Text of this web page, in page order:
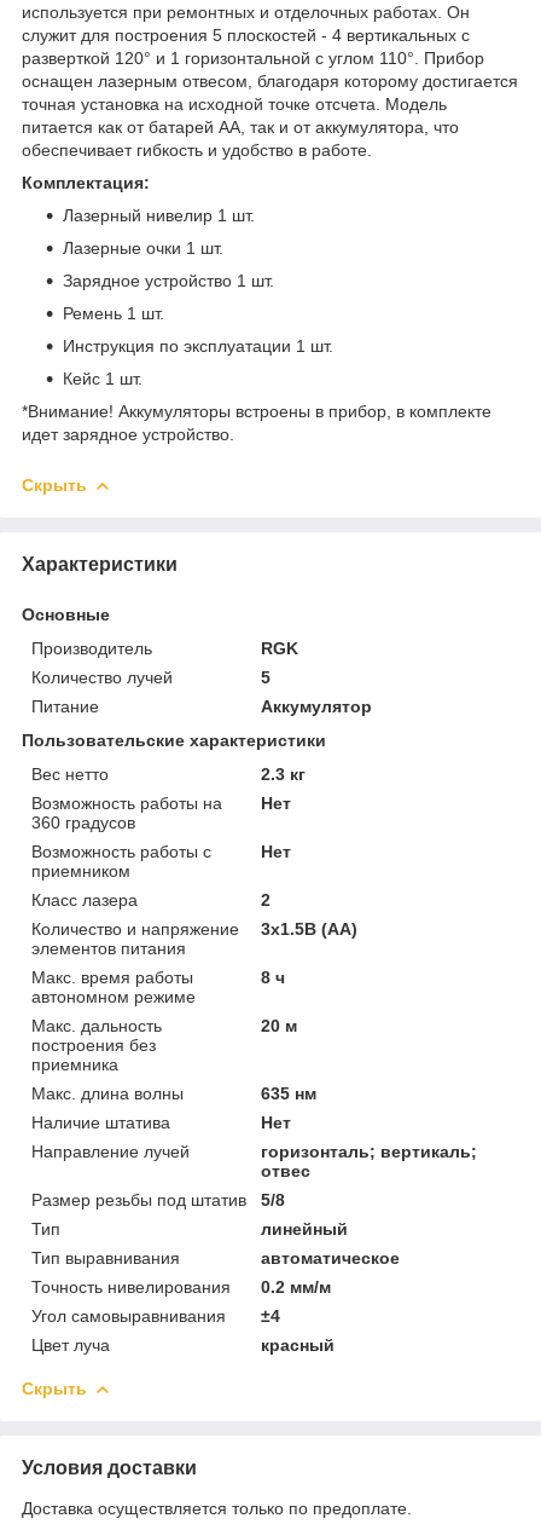
используется при ремонтных и отделочных работах. Он
служит для построения 5 плоскостей - 4 вертикальных с
разверткой 120° и 1 горизонтальной с углом 110°. Прибор
оснащен лазерным отвесом, благодаря которому достигается
точная установка на исходной точке отсчета. Модель
питается как от батарей АА, так и от аккумулятора, что
обеспечивает гибкость и удобство в работе.
Комплектация:
Лазерный нивелир 1 шт.
Лазерные очки 1 шт.
Зарядное устройство 1 шт.
Ремень 1 шт.
Инструкция по эксплуатации 1 шт.
Кейс 1 шт.
*Внимание! Аккумуляторы встроены в прибор, в комплекте
идет зарядное устройство.
Скрыть
Характеристики
Основные
Производитель
RGK
Количество лучей
5
Питание
Аккумулятор
Пользовательские характеристики
Вес нетто
2.3 кг
Возможность работы на
360 градусов
Нет
Возможность работы с
приемником
Нет
Класс лазера
2
Количество и напряжение
элементов питания
3x1.5В (AA)
Макс. время работы
автономном режиме
8 ч
Макс. дальность
построения без
приемника
20 м
Макс. длина волны
635 нм
Наличие штатива
Нет
Направление лучей
горизонталь; вертикаль;
отвес
Размер резьбы под штатив
5/8
Тип
линейный
Тип выравнивания
автоматическое
Точность нивелирования
0.2 мм/м
Угол самовыравнивания
±4
Цвет луча
красный
Скрыть
Условия доставки
Доставка осуществляется только по предоплате.